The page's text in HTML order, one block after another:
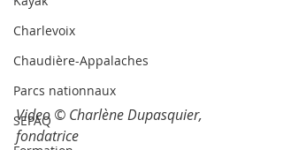
Charlevoix
Chaudière-Appalaches
Parcs nationnaux
SEPAQ
Video © Charlène Dupasquier,
fondatrice